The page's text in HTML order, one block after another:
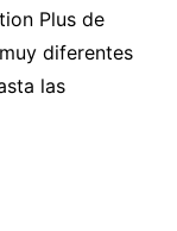
Plus de
diferentes
las